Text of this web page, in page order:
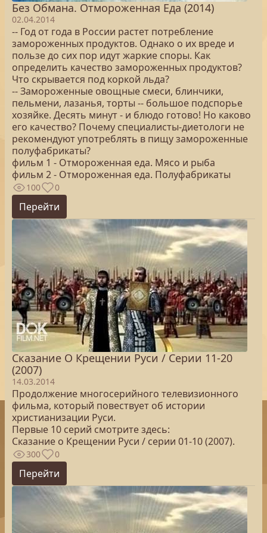
Без Обмана. Отмороженная Еда (2014)
02.04.2014
-- Год от года в России растет потребление
замороженных продуктов. Однако о их вреде и
пользе до сих пор идут жаркие споры. Как
определить качество замороженных продуктов?
Что скрывается под коркой льда?
-- Замороженные овощные смеси, блинчики,
пельмени, лазанья, торты -- большое подспорье
хозяйке. Десять минут - и блюдо готово! Но каково
его качество? Почему специалисты-диетологи не
рекомендуют употреблять в пищу замороженные
полуфабрикаты?
фильм 1 - Отмороженная еда. Мясо и рыба
фильм 2 - Отмороженная еда. Полуфабрикаты
100 0
Перейти
Сказание О Крещении Руси / Серии 11-20
(2007)
14.03.2014
Продолжение многосерийного телевизионного
фильма, который повествует об истории
христианизации Руси.
Первые 10 серий смотрите здесь:
Сказание о Крещении Руси / серии 01-10 (2007).
300 0
Перейти